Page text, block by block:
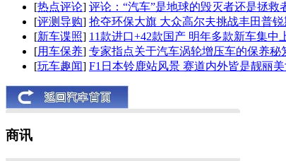
[热点评论] 评论：“汽车”是地球的毁灭者还是拯救
[评测导购] 抢夺环保大旗 大众高尔夫挑战丰田普锐
[新车谍照] 11款进口+42款国产 明年多款新车集中
[用车保养] 专家指点关于汽车涡轮增压车的保养秘
[玩车趣闻] F1日本铃鹿站风景 赛道内外皆是靓丽
商讯